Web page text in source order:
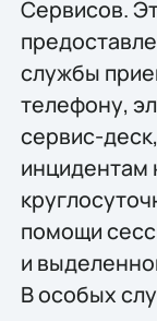
Сервисов.
службы
телефону,
сервис-
инцидентам
помощи
и
В особых